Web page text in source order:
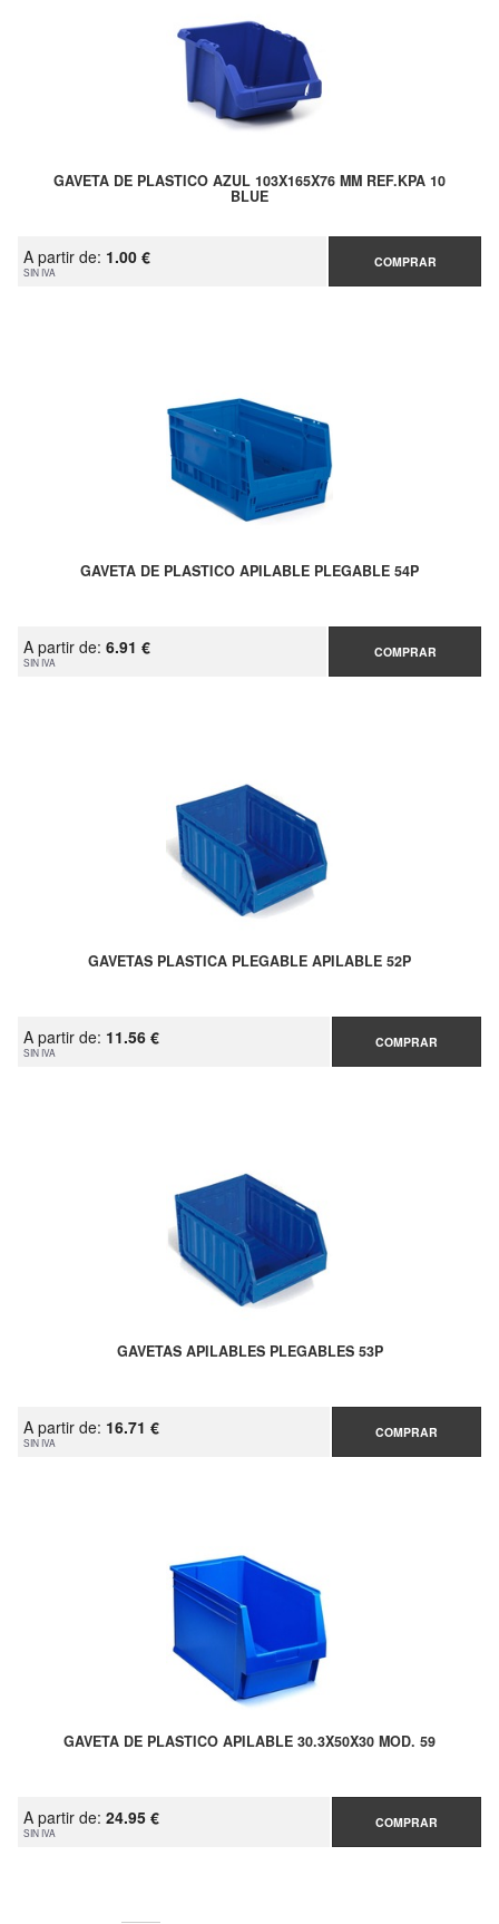
GAVETA DE PLASTICO AZUL 103X165X76 MM REF.KPA 10
BLUE
A partir de: 1.00 €
SIN IVA
COMPRAR
GAVETA DE PLASTICO APILABLE PLEGABLE 54P
A partir de: 6.91 €
SIN IVA
COMPRAR
GAVETAS PLASTICA PLEGABLE APILABLE 52P
A partir de: 11.56 €
SIN IVA
COMPRAR
GAVETAS APILABLES PLEGABLES 53P
A partir de: 16.71 €
SIN IVA
COMPRAR
GAVETA DE PLASTICO APILABLE 30.3X50X30 MOD. 59
A partir de: 24.95 €
SIN IVA
COMPRAR